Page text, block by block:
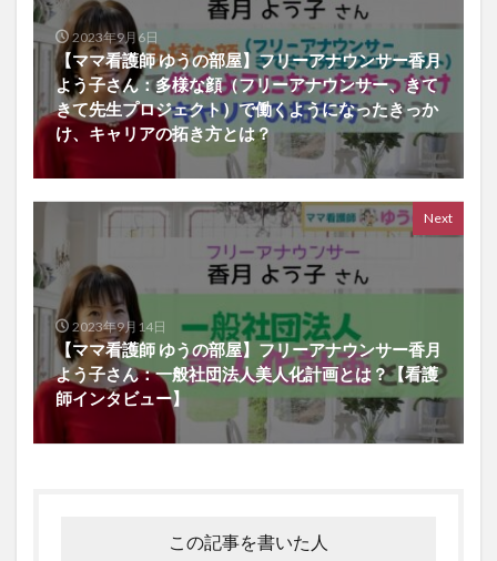
2023年9月6日
【ママ看護師 ゆうの部屋】フリーアナウンサー香月
よう子さん：多様な顔（フリーアナウンサー、きて
きて先生プロジェクト）で働くようになったきっか
け、キャリアの拓き方とは？
Next
2023年9月14日
【ママ看護師 ゆうの部屋】フリーアナウンサー香月
よう子さん：一般社団法人美人化計画とは？【看護
師インタビュー】
この記事を書いた人